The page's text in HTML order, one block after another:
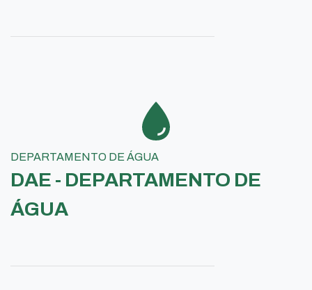
DEPARTAMENTO DE ÁGUA
DAE - DEPARTAMENTO DE
ÁGUA